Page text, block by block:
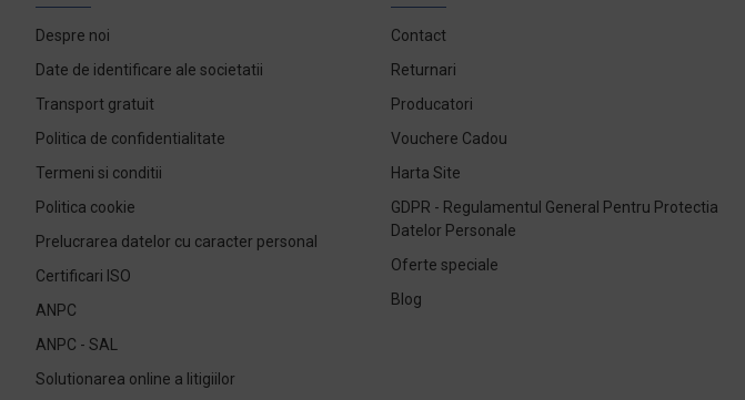
Despre noi
Date de identificare ale societatii
Transport gratuit
Politica de confidentialitate
Termeni si conditii
Politica cookie
Prelucrarea datelor cu caracter personal
Certificari ISO
ANPC
ANPC - SAL
Solutionarea online a litigiilor
Contact
Returnari
Producatori
Vouchere Cadou
Harta Site
GDPR - Regulamentul General Pentru Protectia
Datelor Personale
Oferte speciale
Blog